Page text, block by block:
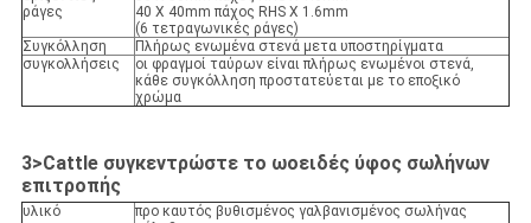
ράγες
40 X 40mm πάχος RHS Χ 1.6mm
(6 τετραγωνικές ράγες)
Συγκόλληση
Πλήρως ενωμένα στενά μετα υποστηρίγματα
συγκολλήσεις
οι φραγμοί ταύρων είναι πλήρως ενωμένοι στενά,
κάθε συγκόλληση προστατεύεται με το εποξικό
χρώμα
3>Cattle συγκεντρώστε το ωοειδές ύφος σωλήνων
επιτροπής
υλικό
προ καυτός βυθισμένος γαλβανισμένος σωλήνας